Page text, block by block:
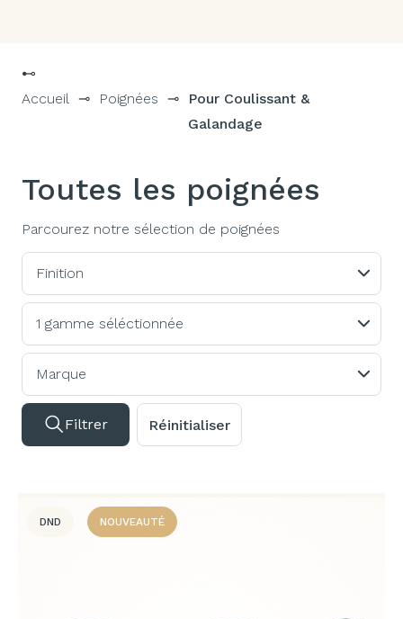
⊷
Accueil ⊸ Poignées ⊸
Pour Coulissant &
Galandage
Toutes les poignées
Parcourez notre sélection de poignées
Finition
1 gamme séléctionnée
Marque
Filtrer Réinitialiser
DND NOUVEAUTÉ